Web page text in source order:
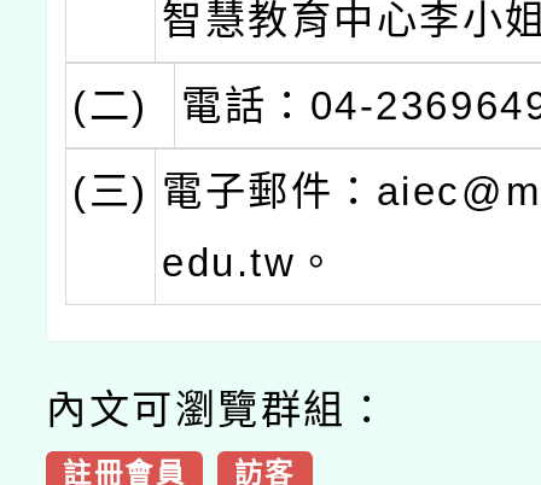
智慧教育中心李小
(二)
電話：04-
(三) 電子郵件：
edu.tw。
內文可瀏覽群組：
註冊會員 訪客